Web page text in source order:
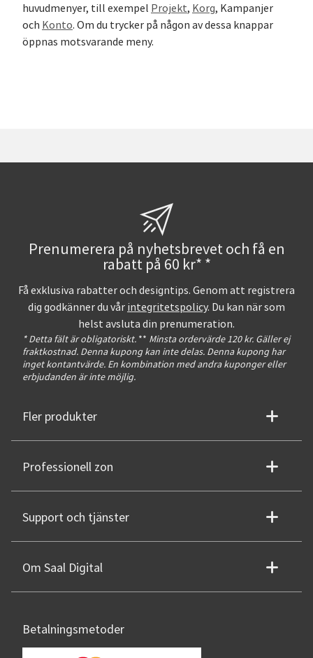
huvudmenyer, till exempel Projekt, Korg, Kampanjer
och Konto. Om du trycker på någon av dessa knappar
öppnas motsvarande meny.
Prenumerera på nyhetsbrevet och få en
rabatt på 60 kr* *
Få exklusiva rabatter och designtips. Genom att registrera
dig godkänner du vår integritetspolicy. Du kan när som
helst avsluta din prenumeration.
* Detta fält är obligatoriskt. ** Minsta ordervärde 120 kr. Gäller ej
fraktkostnad. Denna kupong kan inte delas. Denna kupong har
inget kontantvärde. En kombination med andra kuponger eller
erbjudanden är inte möjlig.
Fler produkter
Professionell zon
Support och tjänster
Om Saal Digital
Betalningsmetoder